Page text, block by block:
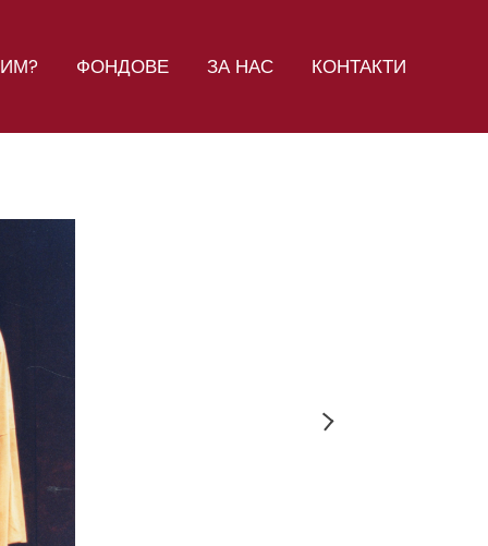
ФОНДОВЕ ЗА НАС КОНТАКТИ